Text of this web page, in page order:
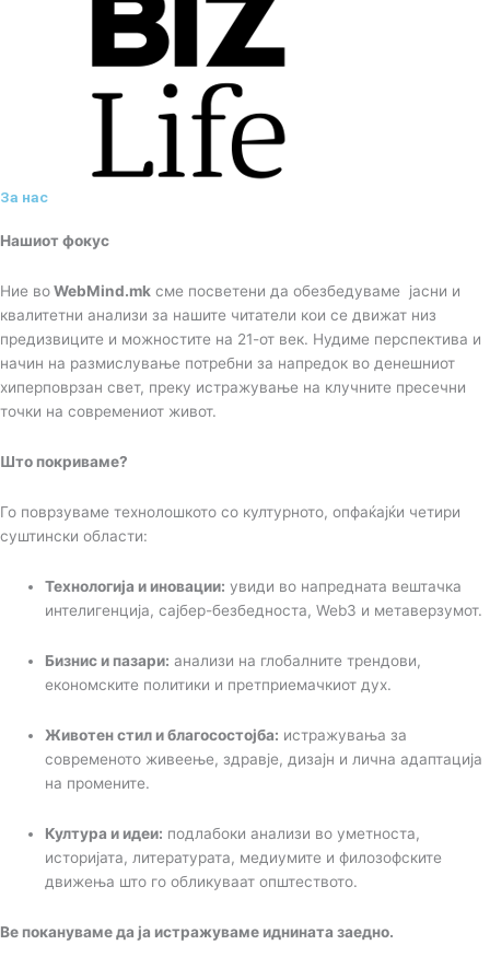
За нас
Нашиот фокус
Ние воWebMind.mk сме посветени да обезбедуваме јасни и
квалитетни анализи за нашите читатели кои се движат низ
предизвиците и можностите на 21-от век. Нудиме перспектива и
начин на размислување потребни за напредок во денешниот
хиперповрзан свет, преку истражување на клучните пресечни
точки на современиот живот.
Што покриваме?
Го поврзуваме технолошкото со културното, опфаќајќи четири
суштински области:
Технологија и иновации: увиди во напредната вештачка
интелигенција, сајбер-безбедноста, Web3 и метаверзумот.
Бизнис и пазари: анализи на глобалните трендови,
економските политики и претприемачкиот дух.
Животен стил и благосостојба: истражувања за
современото живеење, здравје, дизајн и лична адаптација
на промените.
Култура и идеи: подлабоки анализи во уметноста,
историјата, литературата, медиумите и филозофските
движења што го обликуваат општеството.
Ве покануваме да ја истражуваме иднината заедно.